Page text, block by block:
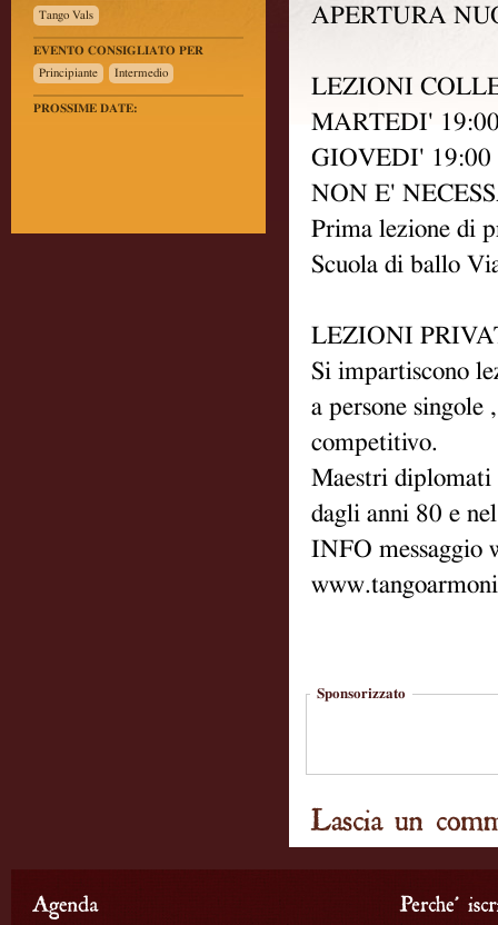
APERTURA
LEZIONI
MARTEDI'
GIOVEDI' 19:00
NON E'
Prima lezione di
Scuola di ballo
LEZIONI
Si impartiscono
a persone
competitivo.
Maestri diplomati
dagli anni 80 e
INFO messaggio
Sponsorizzato
Tango Vals
EVENTO CONSIGLIATO PER
Principiante
Intermedio
PROSSIME DATE: